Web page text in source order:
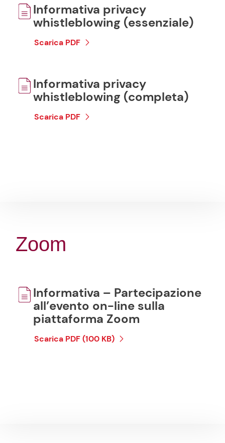
Informativa privacy
whistleblowing (essenziale)
Scarica PDF
Informativa privacy
whistleblowing (completa)
Scarica PDF
Zoom
Informativa – Partecipazione
all’evento on-line sulla
piattaforma Zoom
Scarica PDF (100 KB)